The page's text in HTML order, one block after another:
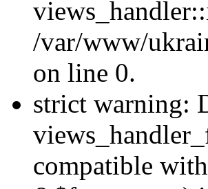
/var/www/
on line 0.
strict warning:
compatible